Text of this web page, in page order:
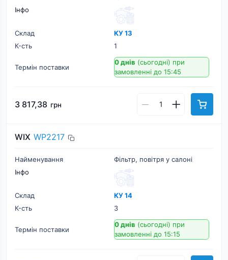
Інфо
Склад
КУ 13
К-cть
1
Термін поставки
0 днів (сьогодні) при
замовленні до 15:45
3 817,38 грн
WIX WP2217
Найменування
Фільтр, повітря у салоні
Інфо
Склад
КУ 14
К-cть
3
Термін поставки
0 днів (сьогодні) при
замовленні до 15:15